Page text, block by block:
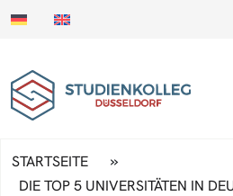
STARTSEITE »
DIE TOP 5 UNIVERSITÄTEN IN